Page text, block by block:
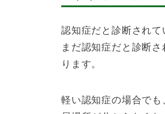
認知症だと診断されて
まだ認知症だと診断
ります。
軽い認知症の場合で